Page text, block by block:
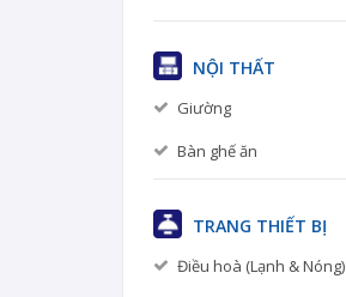
NỘI THẤT
Giường
Bàn ghế ăn
TRANG THIẾT BỊ
Điều hoà (Lạnh & Nóng)